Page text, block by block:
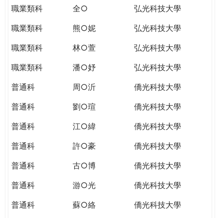
職業類科
全○
弘光科技大學
職業類科
熊○妮
弘光科技大學
職業類科
林○萱
弘光科技大學
職業類科
潘○妤
弘光科技大學
普通科
周○沂
僑光科技大學
普通科
劉○瑄
僑光科技大學
普通科
江○緯
僑光科技大學
普通科
許○豪
僑光科技大學
普通科
古○博
僑光科技大學
普通科
游○光
僑光科技大學
普通科
蘇○絡
僑光科技大學